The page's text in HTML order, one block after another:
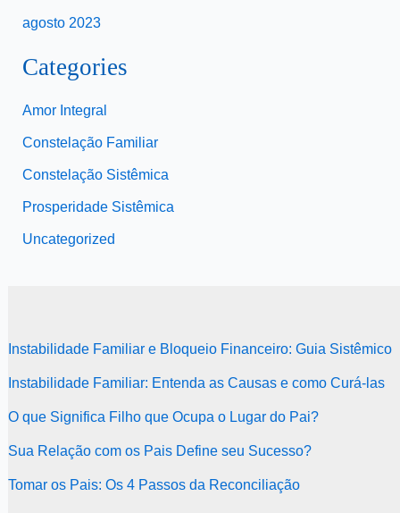
agosto 2023
Categories
Amor Integral
Constelação Familiar
Constelação Sistêmica
Prosperidade Sistêmica
Uncategorized
Instabilidade Familiar e Bloqueio Financeiro: Guia Sistêmico
Instabilidade Familiar: Entenda as Causas e como Curá-las
O que Significa Filho que Ocupa o Lugar do Pai?
Sua Relação com os Pais Define seu Sucesso?
Tomar os Pais: Os 4 Passos da Reconciliação